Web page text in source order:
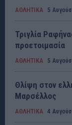
ΑΘΛΗΤΙΚΑ 5
Τριγλία
προετοιμασία
ΑΘΛΗΤΙΚΑ 5
Θλίψη στον
Μαρσέλλος
ΑΘΛΗΤΙΚΑ 4